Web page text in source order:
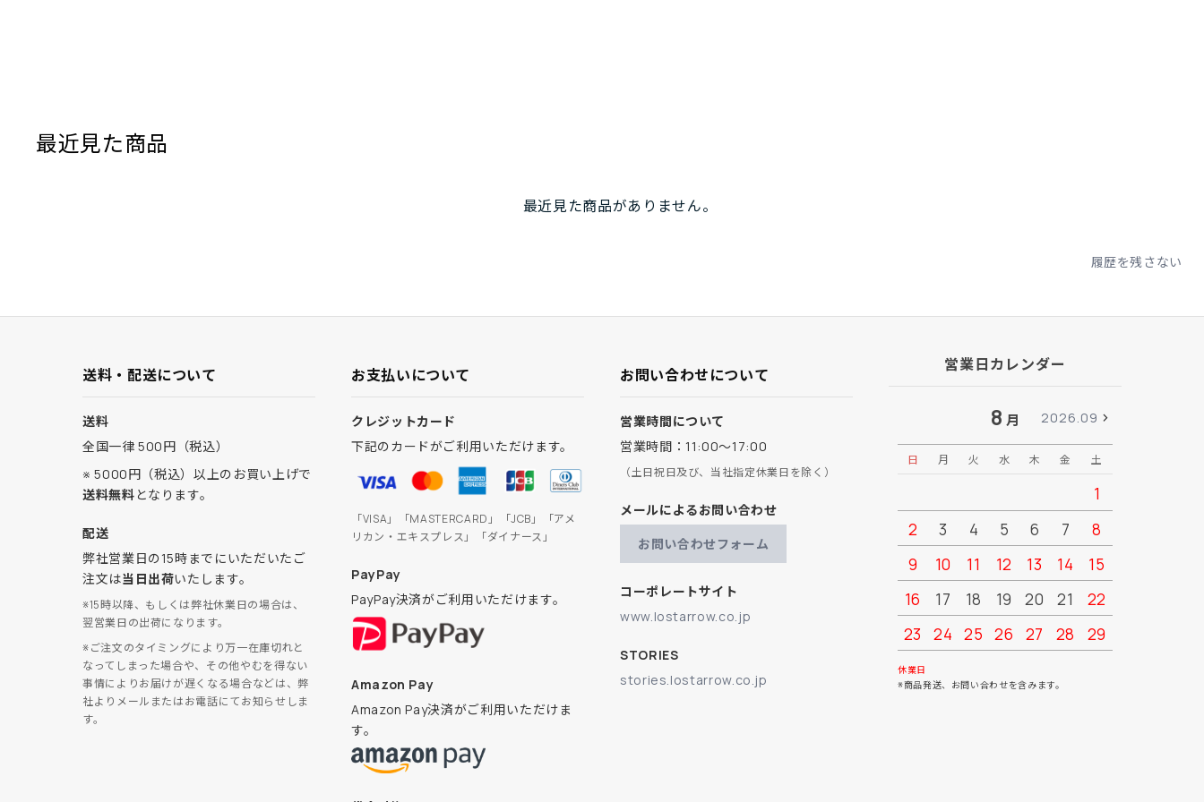
最近見た商品
最近見た商品がありません。
履歴を残さない
送料・配送について
送料
全国一律 500円（税込）
※ 5000円（税込）以上のお買い上げで
送料無料となります。
配送
弊社営業日の15時までにいただいたご
注文は当日出荷いたします。
※15時以降、もしくは弊社休業日の場合は、
翌営業日の出荷になります。
※ご注文のタイミングにより万一在庫切れと
なってしまった場合や、その他やむを得ない
事情によりお届けが遅くなる場合などは、弊
社よりメールまたはお電話にてお知らせしま
す。
お支払いについて
クレジットカード
下記のカードがご利用いただけます。
「VISA」「MASTERCARD」「JCB」「アメ
リカン・エキスプレス」「ダイナース」
PayPay
PayPay決済がご利用いただけます。
Amazon Pay
Amazon Pay決済がご利用いただけま
す。
お問い合わせについて
営業時間について
営業時間：11:00～17:00
（土日祝日及び、当社指定休業日を除く）
メールによるお問い合わせ
お問い合わせフォーム
コーポレートサイト
www.lostarrow.co.jp
STORIES
stories.lostarrow.co.jp
営業日カレンダー
8 月 2026.09
日 月 火 水 木 金 土
1
2
3 4 5 6 7
8
9
10 11 12 13 14
15
16
17 18 19 20 21
22
23
24 25 26 27 28
29
30
休業日
※商品発送、お問い合わせを含みます。